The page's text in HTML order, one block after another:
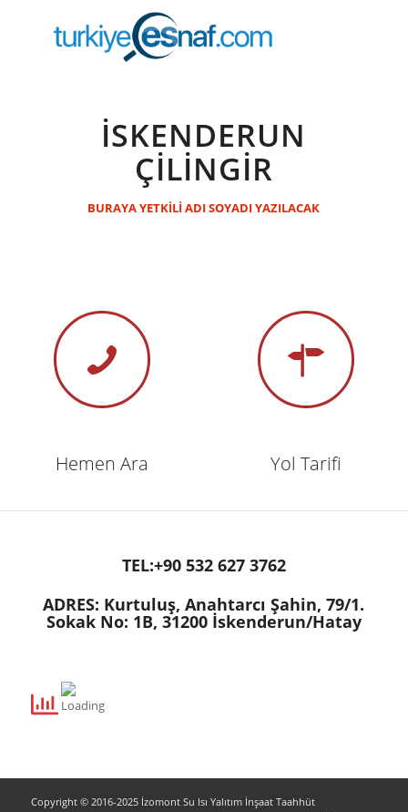
İSKENDERUN
ÇILINGIR
BURAYA YETKİLİ ADI SOYADI YAZILACAK
Hemen Ara Yol Tarifi
TEL:+90 532 627 3762
ADRES: Kurtuluş, Anahtarcı Şahin, 79/1.
Sokak No: 1B, 31200 İskenderun/Hatay
Copyright © 2016-2025 İzomont Su Isı Yalıtım İnşaat Taahhüt